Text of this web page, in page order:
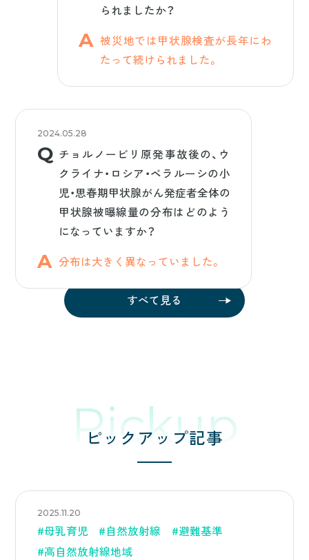
られましたか？
被災地では甲状腺検査が長年にわ
たって続けられました。
2024.05.28
チョルノービリ原発事故後の、ウ
クライナ・ロシア・ベラルーシの小
児・思春期甲状腺がん発症者全体の
甲状腺被曝線量の分布はどのよう
になっていますか？
分布は大きく異なっていました。
すべて見る
ピックアップ記事
Pickup
2025.11.20
#母乳育児 #自然放射線
#避難基準
#高自然放射線地域